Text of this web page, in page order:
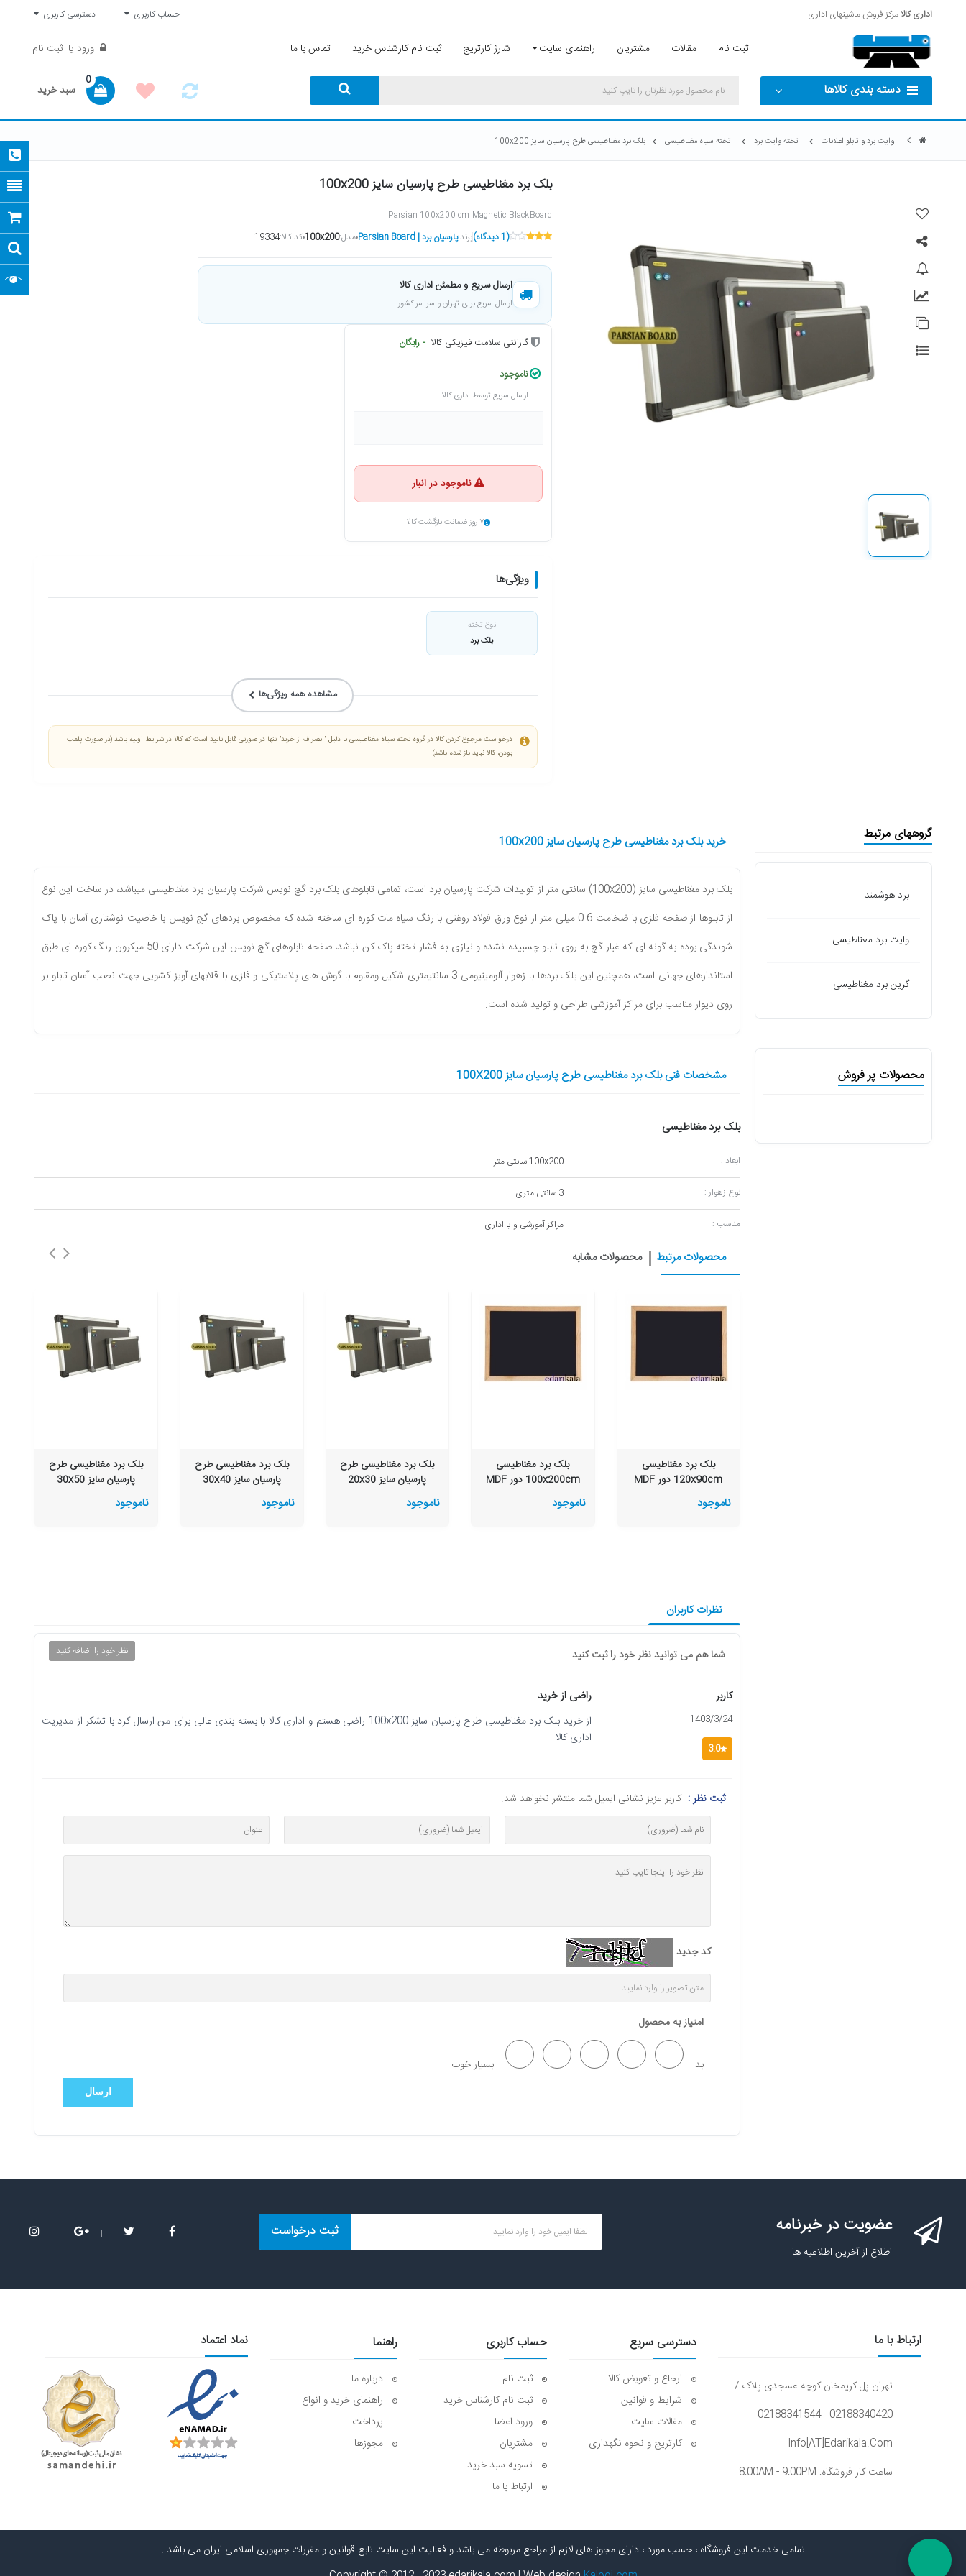
اداری کالامرکز فروش ماشینهای اداری حساب کاربری دسترسی کاربری
ثبت نام مقالات مشتریان راهنمای سایت شارژ کارتریج ثبت نام کارشناس خرید تماس با ما ورود یا ثبت نام
دسته بندی کالاها سبد خرید
0
وایت برد و تابلو اعلانات تخته وایت برد تخته سیاه مغناطیسی بلک برد مغناطیسی طرح پارسیان سایز 100x200
بلک برد مغناطیسی طرح پارسیان سایز 100x200
Parsian 100x200 cm Magnetic BlackBoard
(1 دیدگاه) برند:پارسیان برد | Parsian Board مدل:100x200کد کالا:19334
ارسال سریع و مطمئن اداری کالا
ارسال سریع برای تهران و سراسر کشور
گارانتی سلامت فیزیکی کالا - رایگان
ناموجود
ارسال سریع توسط اداری کالا
ناموجود در انبار
۷ روز ضمانت بازگشت کالا
ویژگی‌ها
نوع تخته
بلک برد
مشاهده همه ویژگی‌ها
درخواست مرجوع کردن کالا در گروه تخته سیاه مغناطیسی با دلیل "انصراف از خرید" تنها در صورتی قابل تایید است که کالا در شرایط اولیه باشد (در صورت پلمپ
بودن، کالا نباید باز شده باشد).
گروههای مرتبط
برد هوشمند
وایت برد مغناطیسی
گرین برد مغناطیسی
محصولات پر فروش
خرید بلک برد مغناطیسی طرح پارسیان سایز 100x200
بلک برد مغناطیسی سایز (100x200) سانتی متر از تولیدات شرکت پارسیان برد است، تمامى تابلوهاى بلک برد گچ نويس شركت پارسيان برد مغناطيسى ميباشد، در ساخت اين نوع
از تابلوها از صفحه فلزى با ضخامت 0.6 میلی متر از نوع ورق فولاد روغنى با رنگ سياه مات كوره اى ساخته شده که
مخصوص بردهاى گچ نويس با خاصيت نوشتارى آسان با پاک
شوندگى بوده به گونه اى كه غبار گچ به روى تابلو چسبيده نشده و
نيازى به فشار تخته پاک كن نباشد، صفحه تابلوهاى گچ نويس اين شركت داراى 50 ميكرون رنگ كوره اى طبق
استاندارهایجهانى است، همچنین این بلک بردها با زهوار آلومينيومى 3 سانتيمترى شكيل ومقاوم با گوش هاى پلاستيكى و فلزى با قلابهاى آويز كشويى جهت نصب
آسان تابلو بر
روى ديوار مناسب براى مراكز آموزشى طراحی و تولید شده است.
مشخصات فنی بلک برد مغناطیسی طرح پارسیان سایز 100X200
بلک برد مغناطیسی
ابعاد : 100x200 سانتی متر
نوع زهوار : 3 سانتی متری
مناسب : مراکز آموزشی و یا اداری
محصولات مرتبط محصولات مشابه
بلک برد مغناطیسی
120x90cm دور MDF
ناموجود
بلک برد مغناطیسی
100x200cm دور MDF
ناموجود
بلک برد مغناطیسی طرح
پارسیان سایز 20x30
ناموجود
بلک برد مغناطیسی طرح
پارسیان سایز 30x40
ناموجود
بلک برد مغناطیسی طرح
پارسیان سایز 30x50
ناموجود
نظرات کاربران
شما هم می توانید نظر خود را ثبت کنید نظر خود را اضافه کنید
کاربر
1403/3/24
3.0
راضی از خرید
از خرید بلک برد مغناطیسی طرح پارسیان سایز 100x200 راضی هستم و اداری کالا با بسته بندی عالی برای من ارسال کرد با تشکر از مدیریت
اداری کالا
ثبت نظر : کاربر عزیز نشانی ایمیل شما منتشر نخواهد شد.
کد جدید
امتیاز به محصول
بد بسیار خوب
ارسال
عضویت در خبرنامه
اطلاع از آخرین اطلاعیه ها
ثبت درخواست
ارتباط با ما
تهران پل کریمخان کوچه عسجدی پلاک 7
02188340420 - 02188341544 -
Info[AT]edarikala.com
ساعت کار فروشگاه: 8:00AM - 9:00PM
دسترسی سریع
ارجاع و تعویض کالا
شرایط و قوانین
مقالات سایت
کارتریج و نحوه نگهداری
حساب کاربری
ثبت نام
ثبت نام کارشناس خرید
ورود اعضا
مشتریان
تسویه سبد خرید
ارتباط با ما
راهنما
درباره ما
راهنمای خرید و انواع
پرداخت
مجوزها
نماد اعتماد
تمامی خدمات این فروشگاه ، حسب مورد ، دارای مجوز های لازم از مراجع مربوطه می باشد و فعالیت این سایت تابع قوانین و مقررات جمهوری اسلامی ایران می باشد .